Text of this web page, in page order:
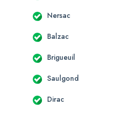
Nersac
Balzac
Brigueuil
Saulgond
Dirac